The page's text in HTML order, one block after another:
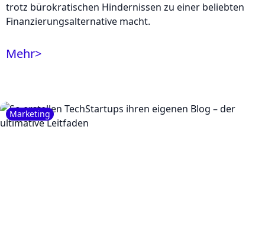
trotz bürokratischen Hindernissen zu einer beliebten
Finanzierungsalternative macht.
Mehr>
Marketing